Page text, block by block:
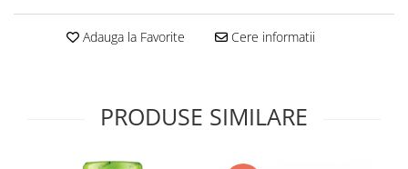
Supliment Vitamina B
Supliment Vitamina C
Supliment Zinc
Adauga la Favorite Cere informatii
PRODUSE SIMILARE